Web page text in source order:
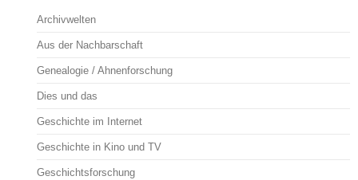
Archivwelten
Aus der Nachbarschaft
Genealogie / Ahnenforschung
Dies und das
Geschichte im Internet
Geschichte in Kino und TV
Geschichtsforschung